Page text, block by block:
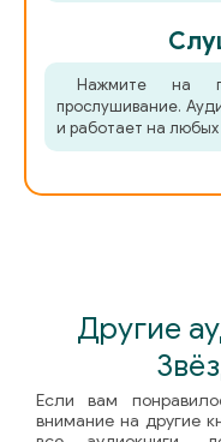
Нажмите на
прослушивание.
и работает на любых
Другие
Если вам
внимание на другие